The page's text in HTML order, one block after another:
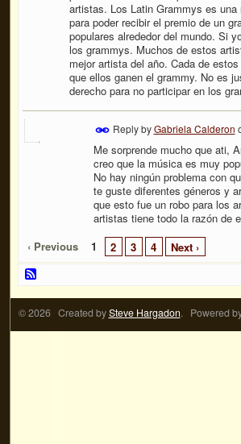
artistas. Los Latin Grammys es
para poder recibir el premio de un
populares alrededor del mundo. Si
los grammys. Muchos de estos
mejor artista del año. Cada de
que ellos ganen el grammy. No es
derecho para no participar en los
Reply byGabriela Calderon
Me sorprende mucho que ati,
creo que la música es muy
No hay ningún problema con
te guste diferentes géneros y
que esto fue un robo para los
artistas tiene todo la razón de
‹ Previous
1 2 3 4 Next ›
© 2026 Created bySteve Hargadon. Powered